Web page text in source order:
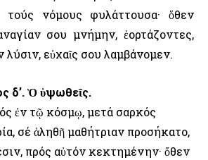
τούς νόμους φυλάττουσα· ὅθεν
σου μνήμην, ἑορτάζοντες,
εὐχαῖς σου λαμβάνομεν.
δ’. Ὁ ὑψωθεῖς.
ἐν τῷ κόσμῳ, μετά σαρκός
σέ ἀληθῆ μαθήτριαν προσήκατο,
πρός αὐτόν κεκτημένην· ὅθεν